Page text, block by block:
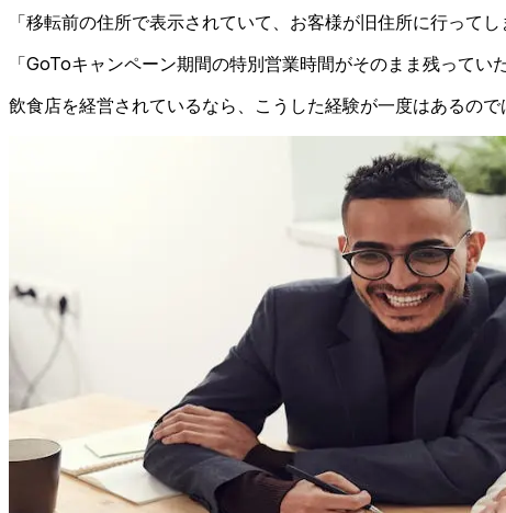
「移転前の住所で表示されていて、お客様が旧住所に行ってし
「GoToキャンペーン期間の特別営業時間がそのまま残っていた
飲食店を経営されているなら、こうした経験が一度はあるので